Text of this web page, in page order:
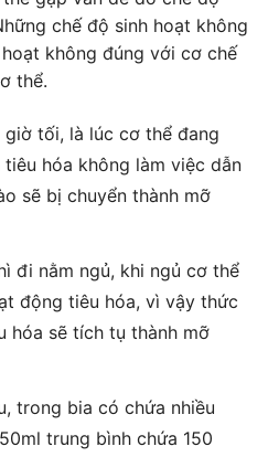
chế độ sinh hoạt không
không đúng với cơ chế
thể.
giờ tối, là lúc cơ thể đang
hóa không làm việc dẫn
sẽ bị chuyển thành mỡ
đi nằm ngủ, khi ngủ cơ thể
động tiêu hóa, vì vậy thức
hóa sẽ tích tụ thành mỡ
trong bia có chứa nhiều
trung bình chứa 150